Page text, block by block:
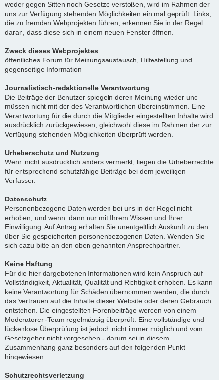
weder gegen Sitten noch Gesetze verstoßen, wird im Rahmen der
uns zur Verfügung stehenden Möglichkeiten ein mal geprüft. Links,
die zu fremden Webprojekten führen, erkennen Sie in der Regel
daran, dass diese sich in einem neuen Fenster öffnen.
Zweck dieses Webprojektes
öffentliches Forum für Meinungsaustausch, Hilfestellung und
gegenseitige Information
Journalistisch-redaktionelle Verantwortung
Die Beiträge der Benutzer spiegeln deren Meinung wieder und
müssen nicht mit der des Verantwortlichen übereinstimmen. Eine
Verantwortung für die durch die Mitglieder eingestellten Inhalte wird
ausdrücklich zurückgewiesen, gleichwohl diese im Rahmen der zur
Verfügung stehenden Möglichkeiten überprüft werden.
Urheberschutz und Nutzung
Wenn nicht ausdrücklich anders vermerkt, liegen die Urheberrechte
für entsprechend schutzfähige Beiträge bei dem jeweiligen
Verfasser.
Datenschutz
Personenbezogene Daten werden bei uns in der Regel nicht
erhoben, und wenn, dann nur mit Ihrem Wissen und Ihrer
Einwilligung. Auf Antrag erhalten Sie unentgeltlich Auskunft zu den
über Sie gespeicherten personenbezogenen Daten. Wenden Sie
sich dazu bitte an den oben genannten Ansprechpartner.
Keine Haftung
Für die hier dargebotenen Informationen wird kein Anspruch auf
Vollständigkeit, Aktualität, Qualität und Richtigkeit erhoben. Es kann
keine Verantwortung für Schäden übernommen werden, die durch
das Vertrauen auf die Inhalte dieser Website oder deren Gebrauch
entstehen. Die eingestellten Forenbeiträge werden von einem
Moderatoren-Team regelmässig überprüft. Eine vollständige und
lückenlose Überprüfung ist jedoch nicht immer möglich und vom
Gesetzgeber nicht vorgesehen - darum sei in diesem
Zusammenhang ganz besonders auf den folgenden Punkt
hingewiesen.
Schutzrechtsverletzung